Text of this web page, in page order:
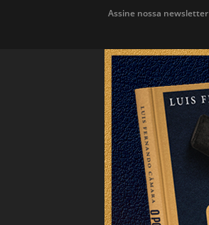
Assine nossa newsletter